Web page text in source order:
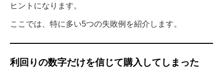
ヒントになります。
ここでは、特に多い5つの失敗例を紹介します。
利回りの数字だけを信じて購入してしまった